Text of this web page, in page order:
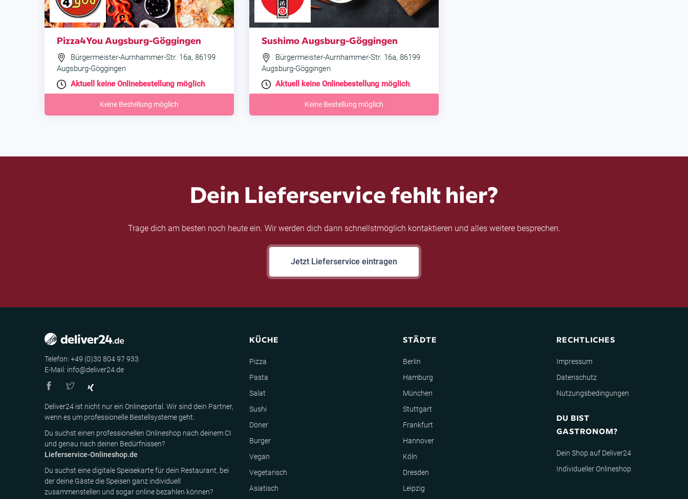
Pizza4You Augsburg-Göggingen
Bürgermeister-Aurnhammer-Str. 16a, 86199
Augsburg-Göggingen
Aktuell keine Onlinebestellung möglich.
Keine Bestellung möglich
Sushimo Augsburg-Göggingen
Bürgermeister-Aurnhammer-Str. 16a, 86199
Augsburg-Göggingen
Aktuell keine Onlinebestellung möglich.
Keine Bestellung möglich
Dein Lieferservice fehlt hier?
Trage dich am besten noch heute ein. Wir werden dich dann schnellstmöglich kontaktieren und alles weitere besprechen.
Jetzt Lieferservice eintragen
Telefon: +49 (0)30 804 97 933
E-Mail: info@deliver24.de
Deliver24 ist nicht nur ein Onlineportal. Wir sind dein Partner,
wenn es um professionelle Bestellsysteme geht.
Du suchst einen professionellen Onlineshop nach deinem CI
und genau nach deinen Bedürfnissen?
Lieferservice-Onlineshop.de
Du suchst eine digitale Speisekarte für dein Restaurant, bei
der deine Gäste die Speisen ganz individuell
zusammenstellen und sogar online bezahlen können?
KÜCHE
Pizza
Pasta
Salat
Sushi
Döner
Burger
Vegan
Vegetarisch
Asiatisch
STÄDTE
Berlin
Hamburg
München
Stuttgart
Frankfurt
Hannover
Köln
Dresden
Leipzig
RECHTLICHES
Impressum
Datenschutz
Nutzungsbedingungen
DU BIST
GASTRONOM?
Dein Shop auf Deliver24
Individueller Onlineshop